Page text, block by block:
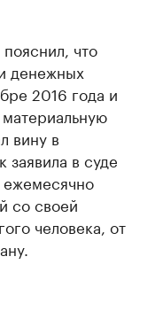
что
денежных
2016 года и
вину в
в суде
ежемесячно
со своей
человека, от